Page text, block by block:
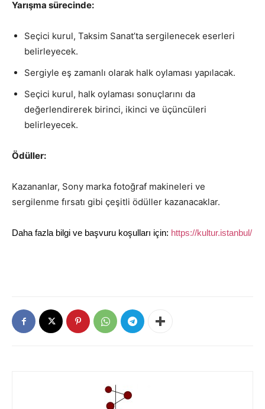
Yarışma sürecinde:
Seçici kurul, Taksim Sanat’ta sergilenecek eserleri
belirleyecek.
Sergiyle eş zamanlı olarak halk oylaması yapılacak.
Seçici kurul, halk oylaması sonuçlarını da
değerlendirerek birinci, ikinci ve üçüncüleri
belirleyecek.
Ödüller:
Kazananlar, Sony marka fotoğraf makineleri ve
sergilenme fırsatı gibi çeşitli ödüller kazanacaklar.
Daha fazla bilgi ve başvuru koşulları için: https://kultur.istanbul/